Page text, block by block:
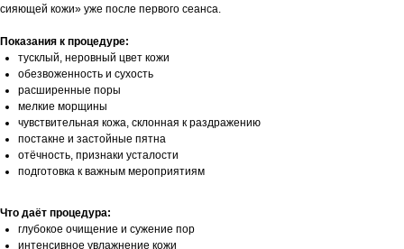
сияющей кожи» уже после первого сеанса.
Показания к процедуре:
тусклый, неровный цвет кожи
обезвоженность и сухость
расширенные поры
мелкие морщины
чувствительная кожа, склонная к раздражению
постакне и застойные пятна
отёчность, признаки усталости
подготовка к важным мероприятиям
Что даёт процедура:
глубокое очищение и сужение пор
интенсивное увлажнение кожи